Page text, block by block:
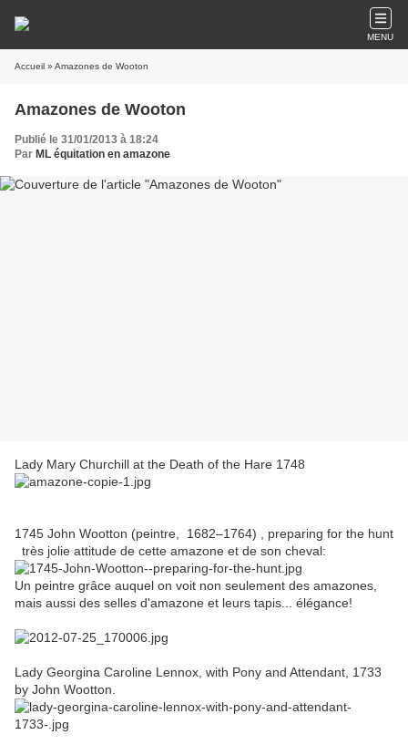
MENU
Accueil » Amazones de Wooton
Amazones de Wooton
Publié le 31/01/2013 à 18:24
Par ML équitation en amazone
Lady Mary Churchill at the Death of the Hare 1748
1745 John Wootton (peintre, 1682–1764) , preparing for the hunt
très jolie attitude de cette amazone et de son cheval:
Un peintre grâce auquel on voit non seulement des amazones,
mais aussi des selles d'amazone et leurs tapis... élégance!
Lady Georgina Caroline Lennox, with Pony and Attendant, 1733
by John Wootton.